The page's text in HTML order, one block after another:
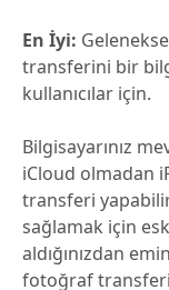
En İyi:
transferini bir
kullanıcılar için.
Bilgisayarınız
iCloud olmadan
transferi
sağlamak için
aldığınızdan
fotoğraf transferi